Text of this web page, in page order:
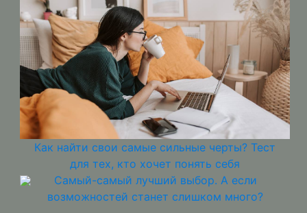
Как найти свои самые сильные черты? Тест
для тех, кто хочет понять себя
Самый-самый лучший выбор. А если
возможностей станет слишком много?